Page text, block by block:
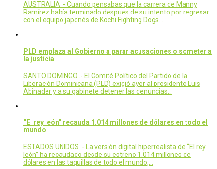
AUSTRALIA .- Cuando pensabas que la carrera de Manny
Ramírez había terminado después de su intento por regresar
con el equipo japonés de Kochi Fighting Dogs…
PLD emplaza al Gobierno a parar acusaciones o someter a
la justicia
SANTO DOMINGO .- El Comité Político del Partido de la
Liberación Dominicana (PLD) exigió ayer al presidente Luis
Abinader y a su gabinete detener las denuncias…
“El rey león” recauda 1.014 millones de dólares en todo el
mundo
ESTADOS UNIDOS .- La versión digital hiperrealista de “El rey
león” ha recaudado desde su estreno 1.014 millones de
dólares en las taquillas de todo el mundo,…